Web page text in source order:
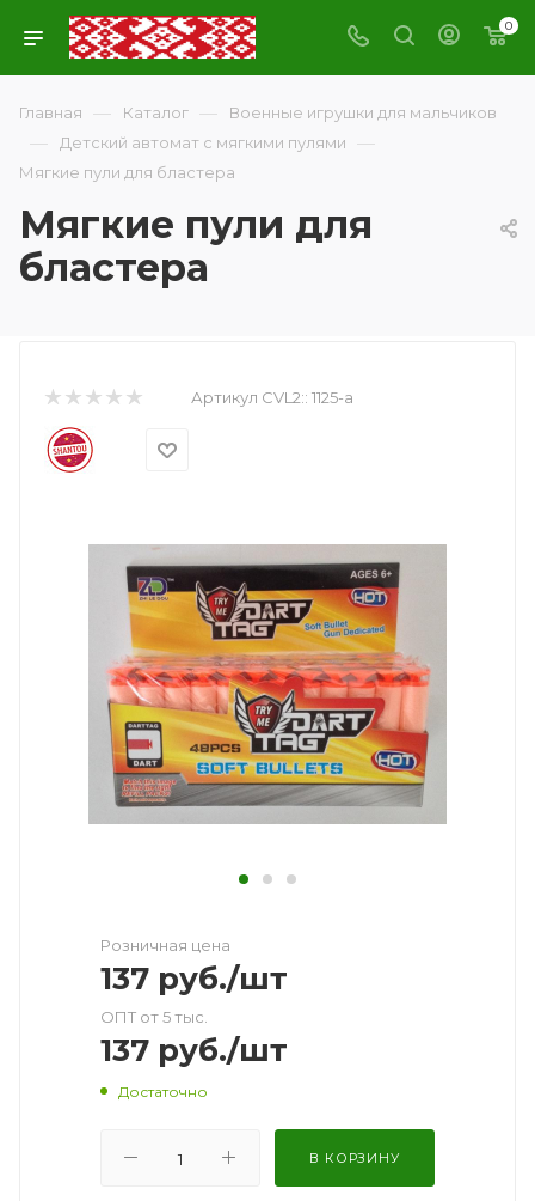
0
Главная — Каталог — Военные игрушки для мальчиков
— Детский автомат с мягкими пулями —
Мягкие пули для бластера
Мягкие пули для
бластера
Артикул CVL2:: 1125-а
Розничная цена
137 руб./шт
ОПТ от 5 тыс.
137 руб./шт
Достаточно
В КОРЗИНУ